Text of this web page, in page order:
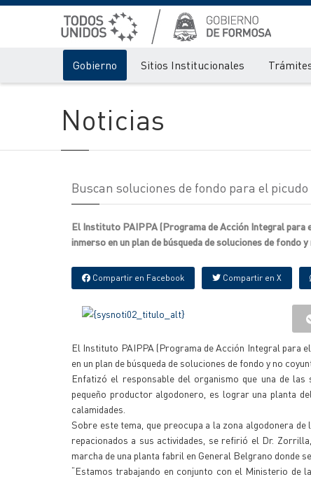
Gobierno Sitios Institucionales
Noticias
Buscan soluciones de fondo para el
El Instituto PAIPPA (Programa de Acción Integral
inmerso en un plan de búsqueda de soluciones de fondo
Compartir en Facebook Compartir en X
El Instituto PAIPPA (Programa de Acción Integral para
en un plan de búsqueda de soluciones de fondo y no
Enfatizó el responsable del organismo que una de
pequeño productor algodonero, es lograr una planta
calamidades.
Sobre este tema, que preocupa a la zona algodonera
repacionados a sus actividades, se refirió el Dr.
marcha de una planta fabril en General Belgrano donde
“Estamos trabajando en conjunto con el Ministerio de